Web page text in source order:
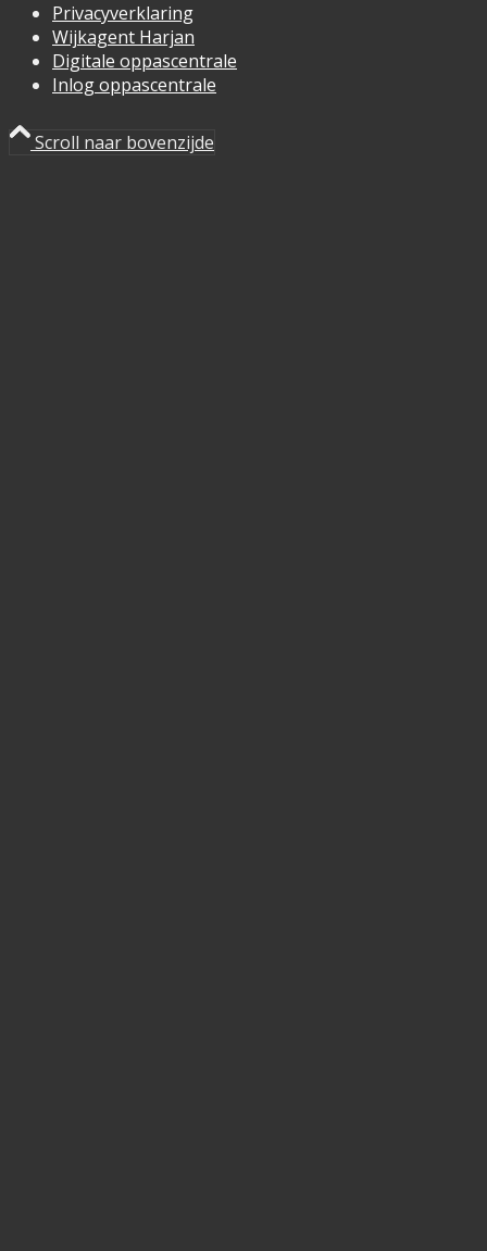
Privacyverklaring
Wijkagent Harjan
Digitale oppascentrale
Inlog oppascentrale
Scroll naar bovenzijde